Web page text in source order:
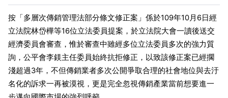
按「多層次傳銷管理法部分條文修正案」係於109年10月6日經
立法院林岱樺等16位立法委員提案，於立法院大會一讀後送交
經濟委員會審查，惟於審查中雖經多位立法委員多次的強力質
詢，公平會李鎂主任委員始終抗拒修正，以致該修正案已經擱
淺超過3年，不但傳銷業者多次公開爭取合理的社會地位與去汙
名化的訴求一再被漠視，更是完全忽視傳銷產業當前想要進一